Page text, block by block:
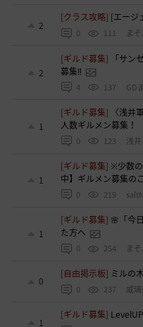
2
[クラス攻略] [エージ
0 111 ま
2
[ギルド募集]
「サ
募集‼️
4 137 GD
1
[ギルド募集]
〈浅井
人数ギルメン募集！
0 123 浅
1
[ギルド募集] ※少数
中】ギルメン募集の
0 219
1
[ギルド募集] 🌸「今
た方へ
0 254 ま
0
[自由掲示板] ミルの
0 237 威
1
[ギルド募集]